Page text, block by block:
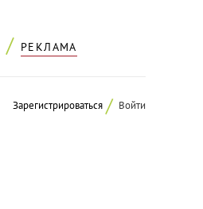
РЕКЛАМА
Зарегистрироваться Войти